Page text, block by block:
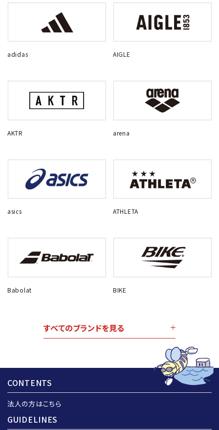
adidas AIGLE
AKTR arena
asics ATHLETA
Babolat BIKE
すべてのブランドを見る
CONTENTS
法人の方はこちら
GUIDELINES